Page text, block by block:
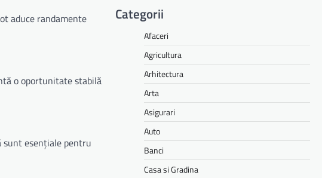
aduce randamente
o oportunitate stabilă
sunt esențiale pentru
Categorii
Afaceri
Agricultura
Arhitectura
Arta
Asigurari
Auto
Banci
Casa si Gradina